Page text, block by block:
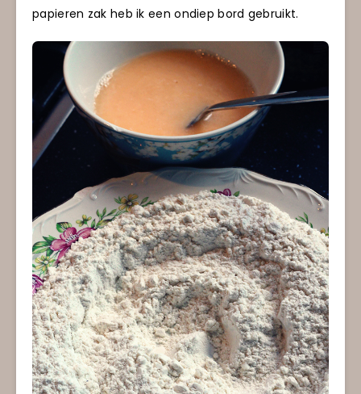
papieren zak heb ik een ondiep bord gebruikt.